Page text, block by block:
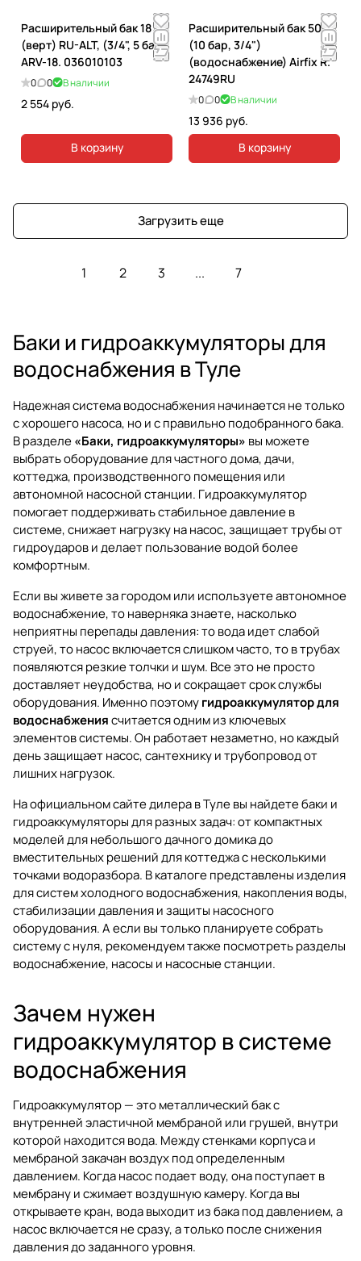
Расширительный бак 18 л
(верт) RU-ALT, (3/4", 5 бар)
ARV-18. 036010103
0 0 В наличии
2 554 руб.
В корзину
Расширительный бак 50 л
(10 бар, 3/4")
(водоснабжение) Airfix R.
24749RU
0 0 В наличии
13 936 руб.
В корзину
Загрузить еще
1 2 3 ... 7
Баки и гидроаккумуляторы для
водоснабжения в Туле
Надежная система водоснабжения начинается не только
с хорошего насоса, но и с правильно подобранного бака.
В разделе«Баки, гидроаккумуляторы» вы можете
выбрать оборудование для частного дома, дачи,
коттеджа, производственного помещения или
автономной насосной станции. Гидроаккумулятор
помогает поддерживать стабильное давление в
системе, снижает нагрузку на насос, защищает трубы от
гидроударов и делает пользование водой более
комфортным.
Если вы живете за городом или используете автономное
водоснабжение, то наверняка знаете, насколько
неприятны перепады давления: то вода идет слабой
струей, то насос включается слишком часто, то в трубах
появляются резкие толчки и шум. Все это не просто
доставляет неудобства, но и сокращает срок службы
оборудования. Именно поэтомугидроаккумулятор для
водоснабжениясчитается одним из ключевых
элементов системы. Он работает незаметно, но каждый
день защищает насос, сантехнику и трубопровод от
лишних нагрузок.
На официальном сайте дилера в Туле вы найдете баки и
гидроаккумуляторы для разных задач: от компактных
моделей для небольшого дачного домика до
вместительных решений для коттеджа с несколькими
точками водоразбора. В каталоге представлены изделия
для систем холодного водоснабжения, накопления воды,
стабилизации давления и защиты насосного
оборудования. А если вы только планируете собрать
систему с нуля, рекомендуем также посмотреть разделы
водоснабжение, насосы и насосные станции.
Зачем нужен
гидроаккумулятор в системе
водоснабжения
Гидроаккумулятор — это металлический бак с
внутренней эластичной мембраной или грушей, внутри
которой находится вода. Между стенками корпуса и
мембраной закачан воздух под определенным
давлением. Когда насос подает воду, она поступает в
мембрану и сжимает воздушную камеру. Когда вы
открываете кран, вода выходит из бака под давлением, а
насос включается не сразу, а только после снижения
давления до заданного уровня.